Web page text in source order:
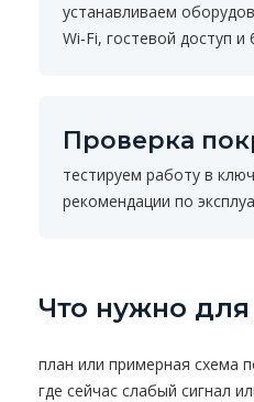
устанавливаем
Wi‑Fi, гостевой доступ и
Проверка
тестируем работу в
рекомендации по
Что нужно для
план или примерная схема
где сейчас слабый сигнал